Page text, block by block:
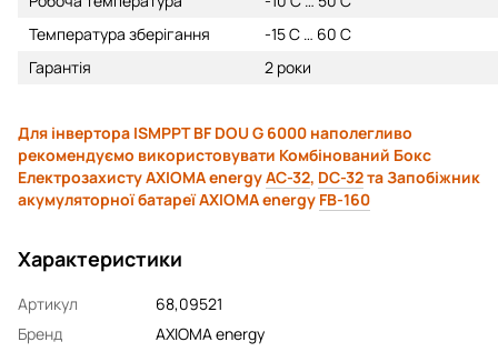
Температура зберігання
-15 С … 60 С
Гарантія
2 роки
Для інвертора ISMPPT BF DOU G 6000 наполегливо
рекомендуємо використовувати Комбінований Бокс
Електрозахисту AXIOMA energyАС-32, DC-32та Запобіжник
акумуляторної батареї AXIOMA energy FB-160
Характеристики
Артикул
68,09521
Бренд
AXIOMA energy